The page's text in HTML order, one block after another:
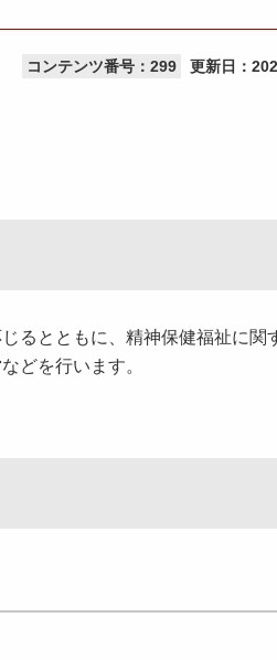
コンテンツ番号：299 更新日：
るとともに、精神保健福祉に関
どを行います。